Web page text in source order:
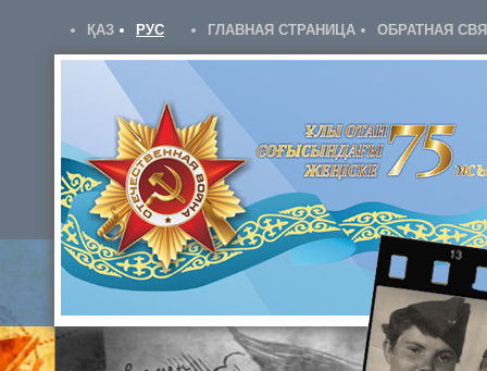
ҚАЗ РУС ГЛАВНАЯ СТРАНИЦА ОБРАТНАЯ